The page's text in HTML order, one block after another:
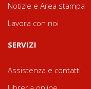
Notizie e Area stampa
Lavora con noi
SERVIZI
Assistenza e contatti